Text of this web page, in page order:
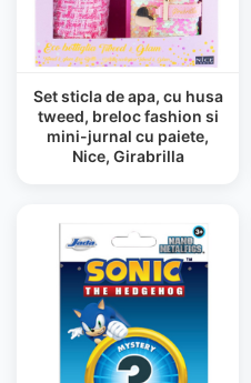
Set sticla de apa, cu husa
tweed, breloc fashion si
mini-jurnal cu paiete,
Nice, Girabrilla